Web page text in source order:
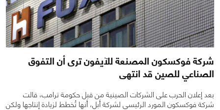
شركة فوكسكون المصنعة للآيفون ترى أن التفوق
الصناعي للصين قد انتهى
بعد إعلان الحرب على الشركات الصينية من قبل حكومة ترامب، قالت
شركة فوكسكون المورد الرئيسي لشركة أبل، أنها تُخطط لزيادة إنتاجها ولكن